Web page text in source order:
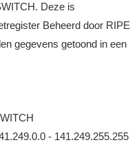
Deze is
Beheerd door RIPE
gegevens getoond in een
- 141.249.255.255